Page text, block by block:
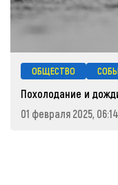
ОБЩЕСТВО
Похолодание и
01 февраля 2025, 06:14